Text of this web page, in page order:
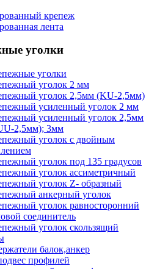
крепеж
лента
уголки
уголки
уголок 2 мм
уголок 2,5мм (KU-2,5мм)
усиленный уголок 2 мм
усиленный уголок 2,5мм
2,5мм); 3мм
уголок с двойным
уголок под 135 градусов
уголок ассиметричный
уголок Z- образный
анкерный уголок
уголок равносторонний
соединитель
уголок скользящий
балок,анкер
профилей